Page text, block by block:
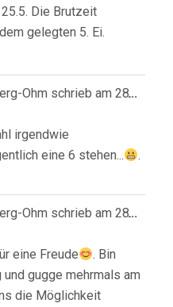
Die Brutzeit
gelegten 5. Ei.
Ohm schrieb am 28.
irgendwie
eine 6 stehen...
.
...
Ohm schrieb am 28.
eine Freude
. Bin
gugge mehrmals am
die Möglichkeit
...